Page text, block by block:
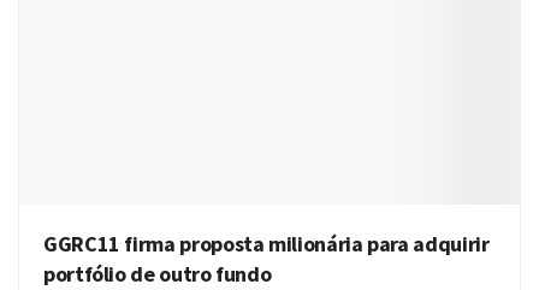
GGRC11 firma proposta milionária para adquirir
portfólio de outro fundo